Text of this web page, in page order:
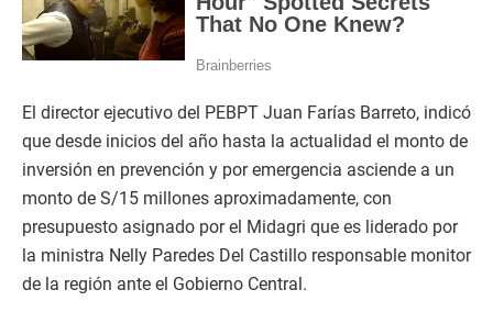
El director ejecutivo del PEBPT Juan Farías Barreto, indicó
que desde inicios del año hasta la actualidad el monto de
inversión en prevención y por emergencia asciende a un
monto de S/15 millones aproximadamente, con
presupuesto asignado por el Midagri que es liderado por
la ministra Nelly Paredes Del Castillo responsable monitor
de la región ante el Gobierno Central.